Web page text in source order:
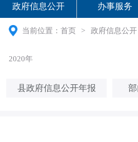
政府信息公开 办事服务
当前位置：首页 > 政府信息公开
2020年
县政府信息公开年报